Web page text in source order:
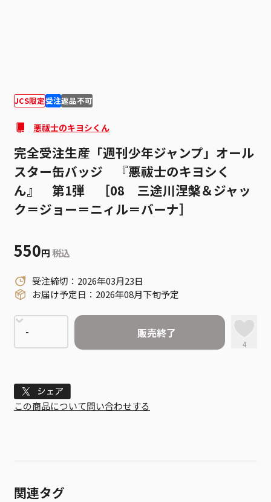
JCS限定受注返品不可
悪祓士のキヨシくん
完全受注生産「週刊少年ジャンプ」オール
スター缶バッジ 『悪祓士のキヨシく
ん』 第1弾 ［08 三途川涅槃＆ジャッ
ク＝ジョー＝ニィル＝バーナ］
550円 税込
受注締切：2026年03月23日
お届け予定日：2026年08月下旬予定
販売終了
4
Tweet
この商品について問い合わせする
関連タグ